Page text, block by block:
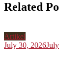
Related
Artikel
July 30, 2026